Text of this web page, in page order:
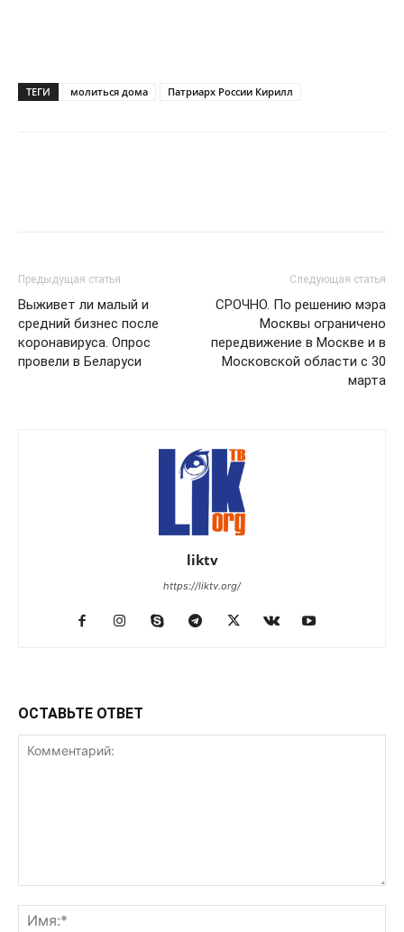
ТЕГИ молиться дома Патриарх России Кирилл
Предыдущая статья
Выживет ли малый и
средний бизнес после
коронавируса. Опрос
провели в Беларуси
Следующая статья
СРОЧНО. По решению мэра
Москвы ограничено
передвижение в Москве и в
Московской области с 30
марта
liktv
https://liktv.org/
ОСТАВЬТЕ ОТВЕТ